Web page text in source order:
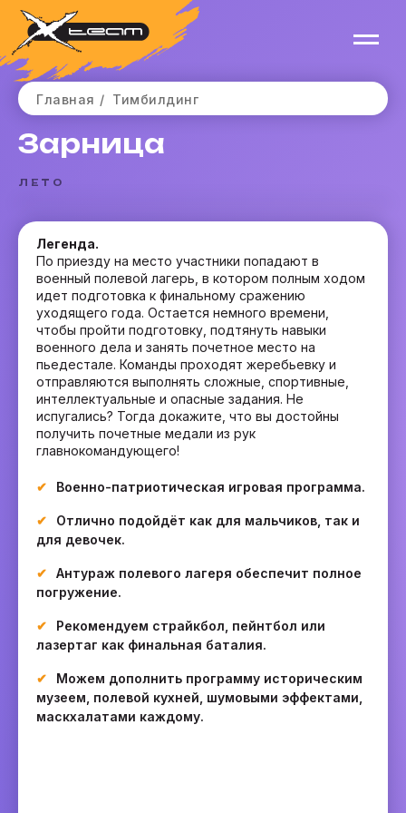
Главная / Тимбилдинг
Зарница
ЛЕТО
Легенда.
По приезду на место участники попадают в
военный полевой лагерь, в котором полным ходом
идет подготовка к финальному сражению
уходящего года. Остается немного времени,
чтобы пройти подготовку, подтянуть навыки
военного дела и занять почетное место на
пьедестале. Команды проходят жеребьевку и
отправляются выполнять сложные, спортивные,
интеллектуальные и опасные задания. Не
испугались? Тогда докажите, что вы достойны
получить почетные медали из рук
главнокомандующего!
Военно-патриотическая игровая программа.
Отлично подойдёт как для мальчиков, так и
для девочек.
Антураж полевого лагеря обеспечит полное
погружение.
Рекомендуем страйкбол, пейнтбол или
лазертаг как финальная баталия.
Можем дополнить программу историческим
музеем, полевой кухней, шумовыми эффектами,
маскхалатами каждому.